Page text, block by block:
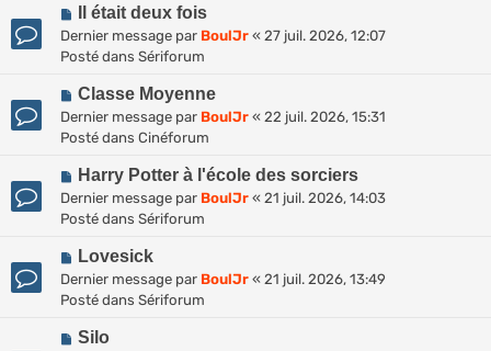
s
s
g
e
a
u
e
s
s
g
e
N
o
u
e
a
u
s
s
g
e
Il était deux fois
Dernier message par BoulJr « 27 juil. 2026, 12:07
Posté dans Sériforum
N
o
u
a
u
s
s
g
Classe Moyenne
Dernier message par BoulJr « 22 juil. 2026, 15:31
Posté dans Cinéforum
N
o
u
a
u
e
Harry Potter à l'école des sorciers
Dernier message par BoulJr « 21 juil. 2026, 14:03
Posté dans Sériforum
N
o
u
e
Lovesick
Dernier message par BoulJr « 21 juil. 2026, 13:49
Posté dans Sériforum
N
Silo